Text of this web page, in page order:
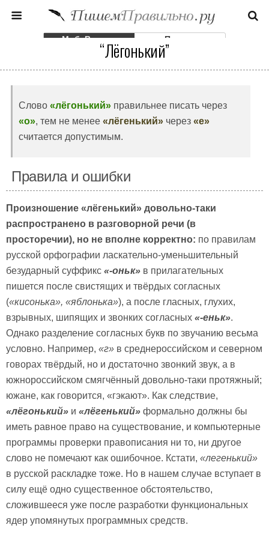
Моб. Версия Полная
“Лёгонький”
Слово «лёгонький» правильнее писать через
«о», тем не менее «лёгенький» через «е»
считается допустимым.
Правила и ошибки
Произношение «лёгенький» довольно-таки
распространено в разговорной речи (в
просторечии), но не вполне корректно: по правилам
русской орфографии ласкательно-уменьшительный
безударный суффикс «-оньк» в прилагательных
пишется после свистящих и твёрдых согласных
(«кисонька», «яблонька»), а после гласных, глухих,
взрывных, шипящих и звонких согласных «-еньк».
Однако разделение согласных букв по звучанию весьма
условно. Например, «г» в среднероссийском и северном
говорах твёрдый, но и достаточно звонкий звук, а в
южнороссийском смягчённый довольно-таки протяжный;
южане, как говорится, «гэкают». Как следствие,
«лёгонький» и «лёгенький» формально должны бы
иметь равное право на существование, и компьютерные
программы проверки правописания ни то, ни другое
слово не помечают как ошибочное. Кстати, «легенький»
в русской раскладке тоже. Но в нашем случае вступает в
силу ещё одно существенное обстоятельство,
сложившееся уже после разработки функциональных
ядер упомянутых программных средств.